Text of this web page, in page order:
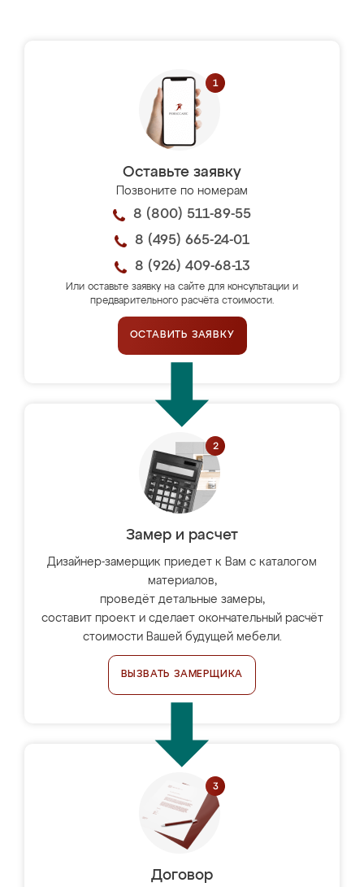
Оставьте заявку
Позвоните по номерам
8 (800) 511-89-55
8 (495) 665-24-01
8 (926) 409-68-13
Или оставьте заявку на сайте для консультации и
предварительного расчёта стоимости.
ОСТАВИТЬ ЗАЯВКУ
Замер и расчет
Дизайнер-замерщик приедет к Вам с каталогом
материалов,
проведёт детальные замеры,
составит проект и сделает окончательный расчёт
стоимости Вашей будущей мебели.
ВЫЗВАТЬ ЗАМЕРЩИКА
Договор